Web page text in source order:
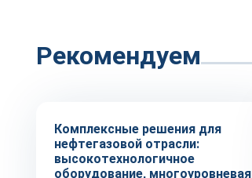
Рекомендуем
Комплексные решения для
нефтегазовой отрасли:
высокотехнологичное
оборудование, многоуровневая